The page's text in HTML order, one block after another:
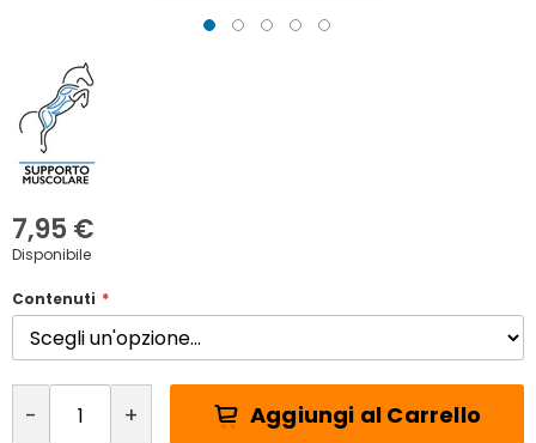
7,95 €
Disponibile
Contenuti
- + Aggiungi al Carrello
all'inizio
della
galleria
immagini